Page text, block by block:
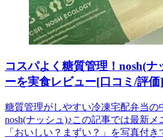
コスパよく糖質管理！nosh(ナ
ーを実食レビュー[口コミ/評価]
糖質管理がしやすい冷凍宅配弁当の
nosh(ナッシュ)♪この記事では最新メ
「おいしい？まずい？」を写真付